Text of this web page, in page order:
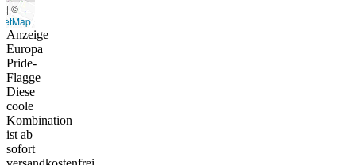
| ©
Anzeige
Europa
Pride-
Flagge
Diese
coole
Kombination
ist ab
sofort